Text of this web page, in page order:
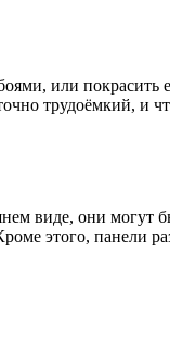
или покрасить
трудоёмкий, и
виде, они
этого, панели